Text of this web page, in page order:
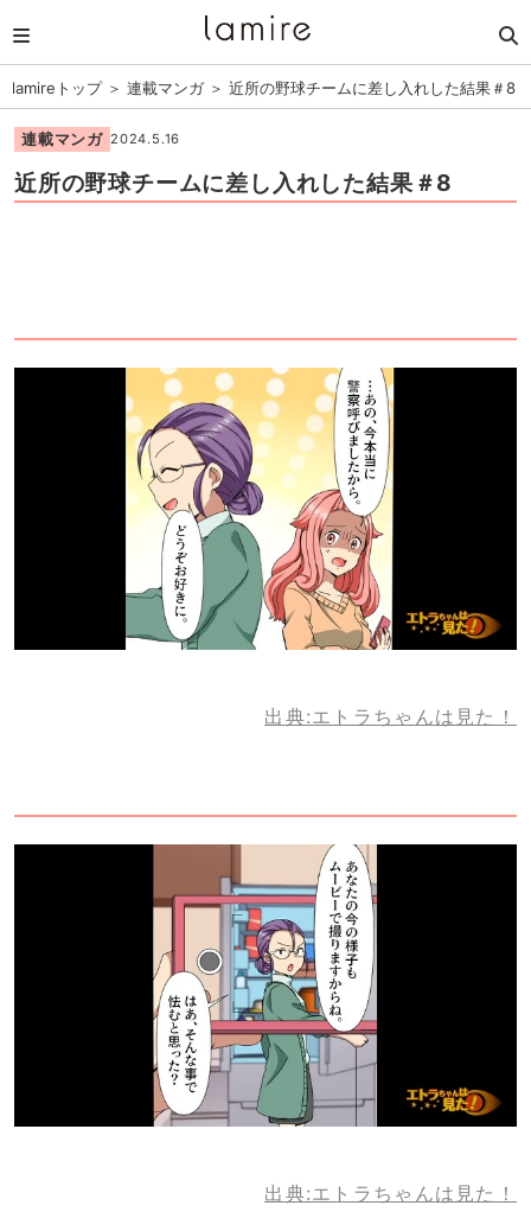
lamireトップ＞ 連載マンガ＞ 近所の野球チームに差し入れした結果＃8
連載マンガ 2024.5.16
近所の野球チームに差し入れした結果＃8
出典:エトラちゃんは見た！
出典:エトラちゃんは見た！